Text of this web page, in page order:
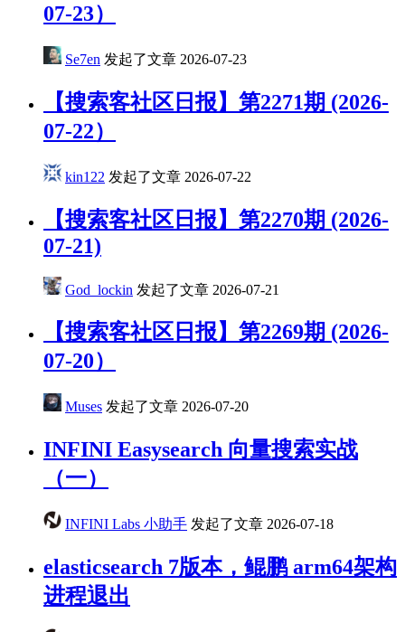
07-23）
Se7en 发起了文章 2026-07-23
​【搜索客社区日报】第2271期 (2026-
07-22）
kin122 发起了文章 2026-07-22
【搜索客社区日报】第2270期 (2026-
07-21)
God_lockin 发起了文章 2026-07-21
【搜索客社区日报】第2269期 (2026-
07-20）
Muses 发起了文章 2026-07-20
INFINI Easysearch 向量搜索实战
（一）
INFINI Labs 小助手 发起了文章 2026-07-18
elasticsearch 7版本，鲲鹏 arm64架构
进程退出